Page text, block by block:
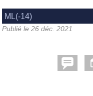
ML(-14)
Publié le 26 déc. 2021